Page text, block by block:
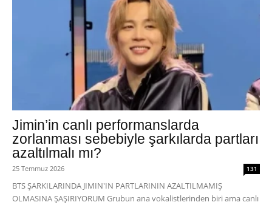
Jimin’in canlı performanslarda
zorlanması sebebiyle şarkılarda partları
azaltılmalı mı?
25 Temmuz 2026 131
BTS ŞARKILARINDA JIMIN'IN PARTLARININ AZALTILMAMIŞ
OLMASINA ŞAŞIRIYORUM Grubun ana vokalistlerinden biri ama canlı